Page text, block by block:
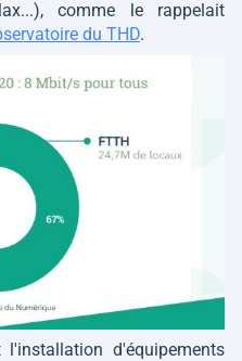
comme le rappelait
du THD.
d'équipements